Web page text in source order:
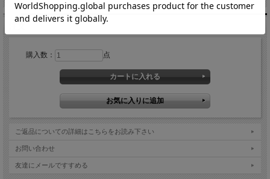
購入数： 点
ご返品についての詳細はこちらをお読み下さい
お問い合わせ
友達にメールですすめる